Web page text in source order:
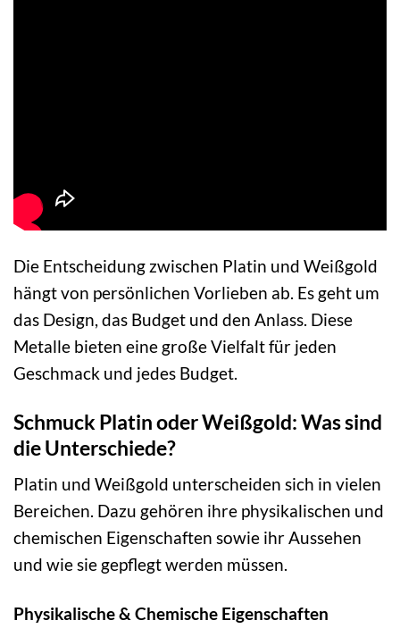
Die Entscheidung zwischen Platin und Weißgold
hängt von persönlichen Vorlieben ab. Es geht um
das Design, das Budget und den Anlass. Diese
Metalle bieten eine große Vielfalt für jeden
Geschmack und jedes Budget.
Schmuck Platin oder Weißgold: Was sind
die Unterschiede?
Platin und Weißgold unterscheiden sich in vielen
Bereichen. Dazu gehören ihre physikalischen und
chemischen Eigenschaften sowie ihr Aussehen
und wie sie gepflegt werden müssen.
Physikalische & Chemische Eigenschaften